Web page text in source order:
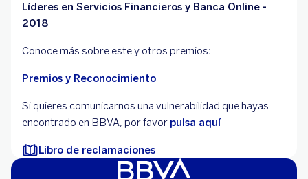
Líderes en Servicios Financieros y Banca Online -
2018
Conoce más sobre este y otros premios:
Premios y Reconocimiento
Si quieres comunicarnos una vulnerabilidad que hayas
encontrado en BBVA, por favor pulsa aquí
Libro de reclamaciones